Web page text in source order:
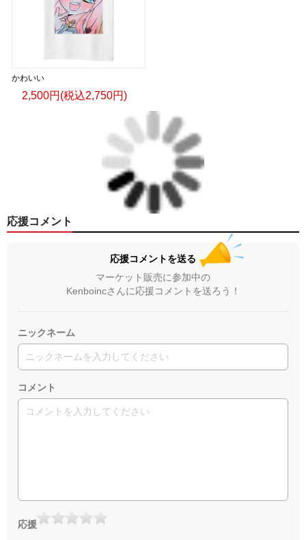
かわいい
2,500円(税込2,750円)
応援コメント
応援コメントを送る
マーケット販売に参加中の
Kenboincさんに応援コメントを送ろう！
ニックネーム
コメント
応援